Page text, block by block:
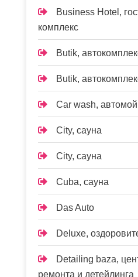
Business Hotel,
комплекс
Butik,
Butik,
Car wash,
City, сауна
City, сауна
Cuba, сауна
Das Auto
Deluxe,
Detailing baza,
ремонта и детейлинга